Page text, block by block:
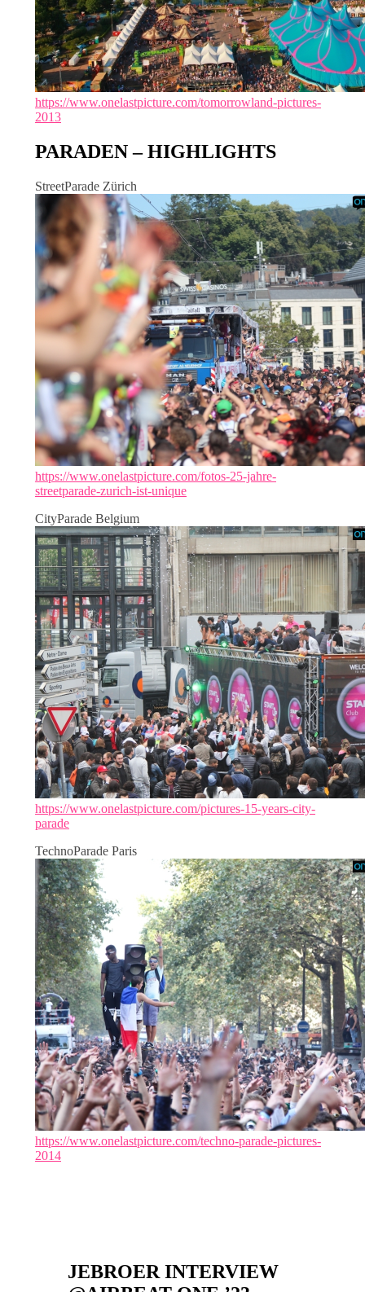
https://www.onelastpicture.com/tomorrowland-pictures-
2013
PARADEN – HIGHLIGHTS
StreetParade Zürich
https://www.onelastpicture.com/fotos-25-jahre-
streetparade-zurich-ist-unique
CityParade Belgium
https://www.onelastpicture.com/pictures-15-years-city-
parade
TechnoParade Paris
https://www.onelastpicture.com/techno-parade-pictures-
2014
JEBROER INTERVIEW